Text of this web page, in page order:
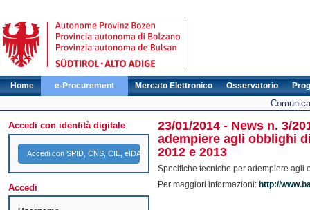
Home e-Procurement Mercato Elettronico Osservatorio
Accedi con identità digitale
Accedi con SPID, CNS, CIE, eIDAS
Accedi
23/01/2014 - News n. 3/
adempiere agli obblighi
2012 e 2013
Specifiche tecniche per adempiere agli
Per maggiori informazioni: http://